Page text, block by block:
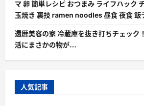
マ 卵 簡単レシピ おつまみ ライフハック
玉焼き 裏技 ramen noodles 昼食 夜食 飯
還暦美容の家 冷蔵庫を抜き打ちチェック
活にまさかの物が…
人気記事